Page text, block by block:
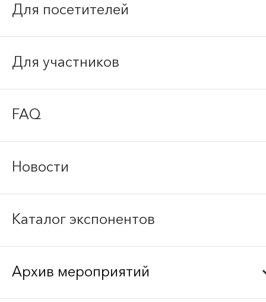
Для посетителей
Для участников
FAQ
Новости
Каталог экспонентов
Архив мероприятий